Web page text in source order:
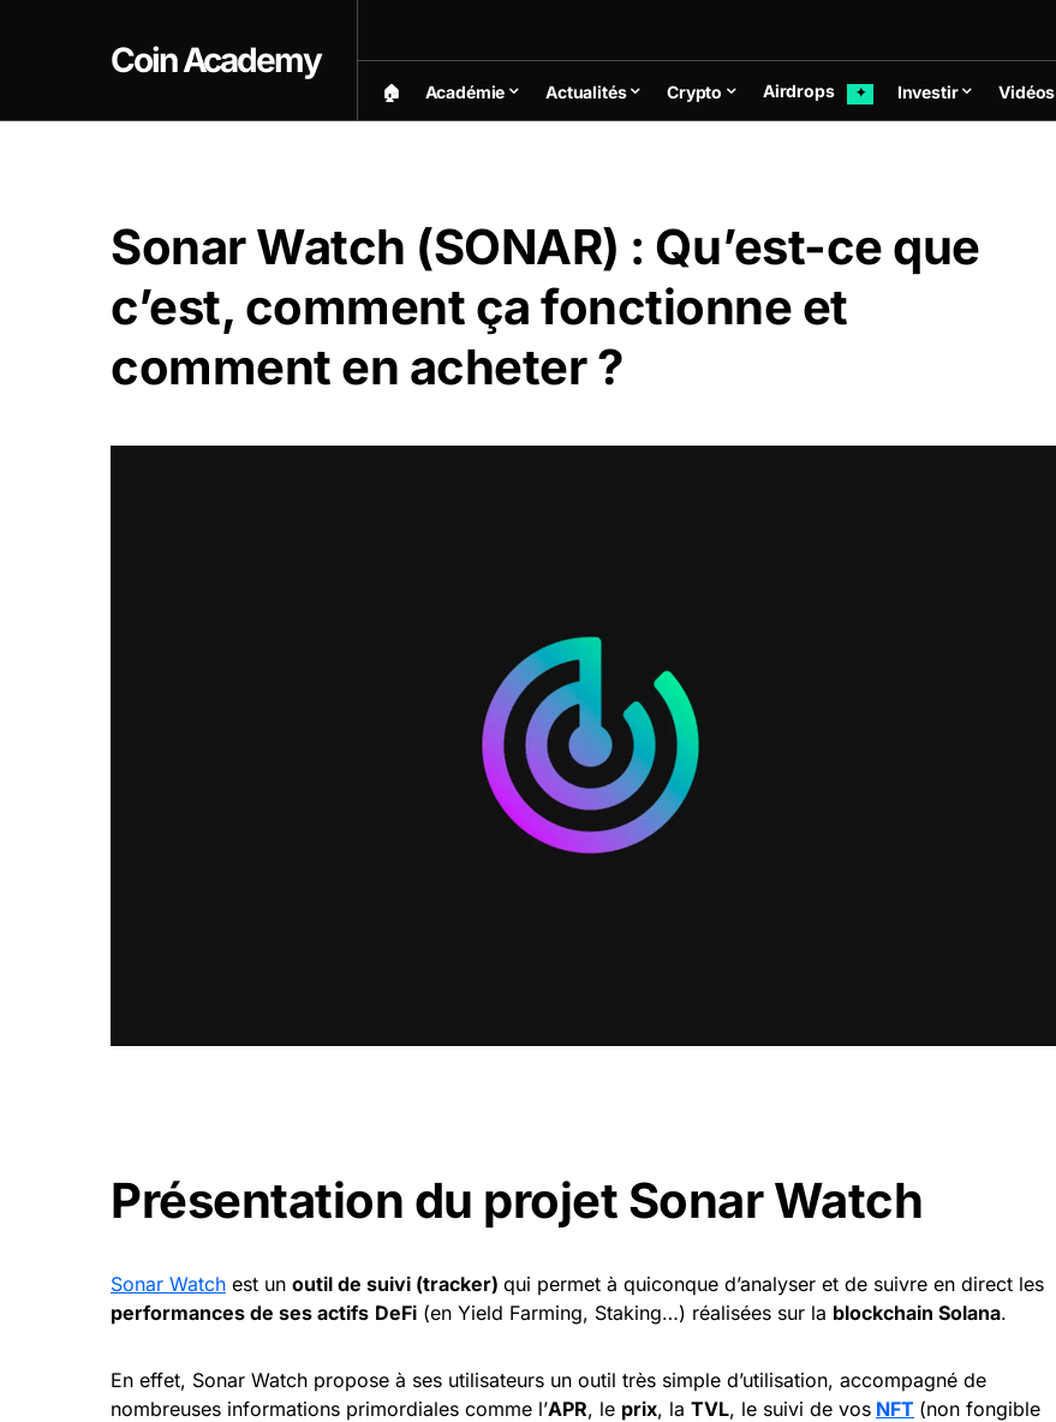
Coin Academy
🏠︎ Académie Actualités Crypto Airdrops ✦ Investir Vidéos
Sonar Watch (SONAR) : Qu’est-ce que
c’est, comment ça fonctionne et
comment en acheter ?
Présentation du projet Sonar Watch
Sonar Watch est un outil de suivi (tracker) qui permet à quiconque d’analyser et de suivre en direct les
performances de ses actifs DeFi (en Yield Farming, Staking…) réalisées sur la blockchain Solana.
En effet, Sonar Watch propose à ses utilisateurs un outil très simple d’utilisation, accompagné de
nombreuses informations primordiales comme l’APR, le prix, la TVL, le suivi de vos NFT (non fongible